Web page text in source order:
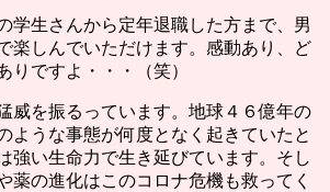
学生さんから定年退職した方まで、男
楽しんでいただけます。感動あり、ど
りですよ・・・（笑）
威を振るっています。地球４６億年の
ような事態が何度となく起きていたと
強い生命力で生き延びています。そし
薬の進化はこのコロナ危機も救ってく